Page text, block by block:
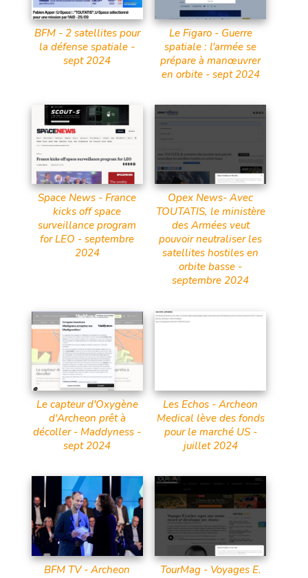
BFM - 2 satellites pour
la défense spatiale -
sept 2024
Le Figaro - Guerre
spatiale : l'armée se
prépare à manœuvrer
en orbite - sept 2024
Space News - France
kicks off space
surveillance program
for LEO - septembre
2024
Opex News- Avec
TOUTATIS, le ministère
des Armées veut
pouvoir neutraliser les
satellites hostiles en
orbite basse -
septembre 2024
Le capteur d'Oxygène
d'Archeon prêt à
décoller - Maddyness -
sept 2024
Les Echos - Archeon
Medical lève des fonds
pour le marché US -
juillet 2024
BFM TV - Archeon
TourMag - Voyages E.